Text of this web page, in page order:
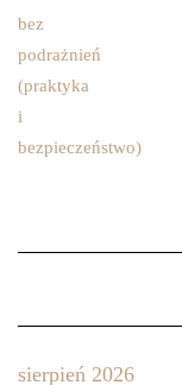
sierpień 2026